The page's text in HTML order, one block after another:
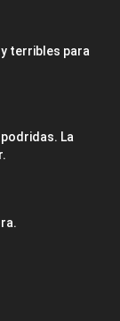
terribles para
La